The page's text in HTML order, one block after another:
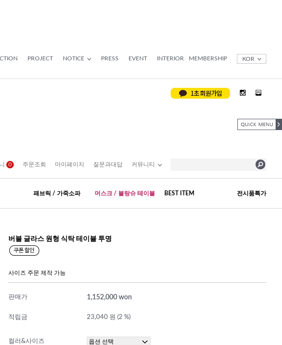
PROJECT NOTICE PRESS EVENT INTERIOR MEMBERSHIP KOR
0 주문조회 마이페이지 질문과대답 커뮤니티
패브릭 / 가죽소파 머스크 / 블랑슈 테이블 BEST ITEM 전시품특가
버블 글라스 원형 식탁 테이블 투명
사이즈 주문 제작 가능
판매가 1,152,000 won
적립금 23,040 원 (2 %)
컬러&사이즈